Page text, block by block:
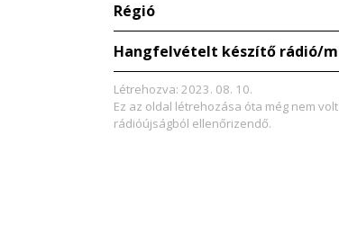
Régió
Hangfelvételt készítő rádió/
Létrehozva: 2023. 08. 10.
Ez az oldal létrehozása óta még nem
rádióújságból ellenőrizendő.